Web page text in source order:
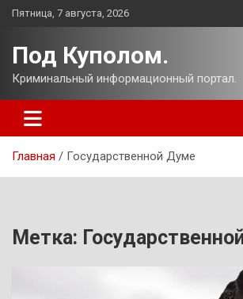
Перейти
Пятница, 7 августа, 2026
Под Куполом.
Криминальный информационный портал.
Главная Государственной Думе
Метка: